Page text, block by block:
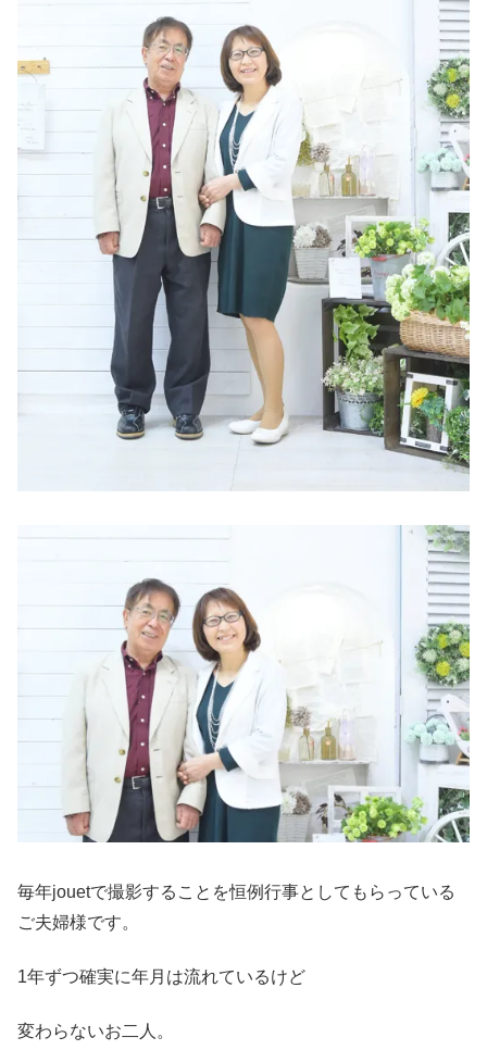
毎年jouetで撮影することを恒例行事としてもらっている
ご夫婦様です。
1年ずつ確実に年月は流れているけど
変わらないお二人。